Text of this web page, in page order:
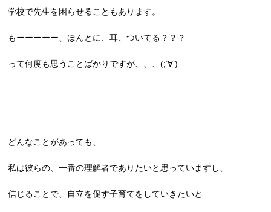
学校で先生を困らせることもあります。
もーーーーー、ほんとに、耳、ついてる？？？
って何度も思うことばかりですが、、、(;’∀’)
どんなことがあっても、
私は彼らの、一番の理解者でありたいと思っていますし、
信じることで、自立を促す子育てをしていきたいと